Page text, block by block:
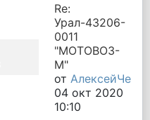
Re:
Урал-43206-
0011
"МОТОВОЗ-
М"
от АлексейЧе
04 окт 2020
10:10